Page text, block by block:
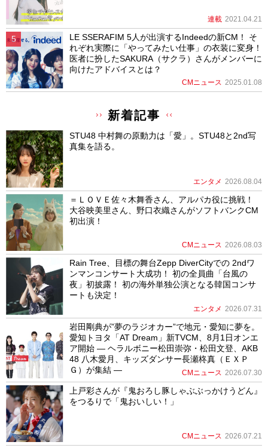
連載 2021.04.21
LE SSERAFIM 5人が出演するIndeedの新CM！ そ
れぞれ実際に「やってみたい仕事」の衣装に変身！
医者に扮したSAKURA（サクラ）さんがメンバーに
向けたアドバイスとは？
CMニュース 2025.01.08
新着記事
STU48 中村舞の原動力は「愛」。STU48と2nd写
真集を語る。
エンタメ 2026.08.04
＝ＬＯＶＥ佐々木舞香さん、アルパカ役に挑戦！
大谷映美里さん、野口衣織さんがソフトバンクCM
初出演！
CMニュース 2026.08.03
Rain Tree、目標の舞台Zepp DiverCityでの 2ndワ
ンマンコンサート大成功！ 初の全員曲「台風の
夜」初披露！ 初の海外単独公演となる韓国コンサ
ートも決定！
エンタメ 2026.07.31
岩田剛典が”夢のラジオカー”で地元・愛知に夢を。
愛知トヨタ「AT Dream」新TVCM、8月1日オンエ
ア開始 ― ヘラルボニー松田崇弥・松田文登、AKB
48 八木愛月、キッズダンサー長瀬柊真（ＥＸＰ
Ｇ）が集結 ―
CMニュース 2026.07.30
上戸彩さんが『鬼おろし豚しゃぶぶっかけうどん』
をつるりで「鬼おいしい！」
CMニュース 2026.07.21